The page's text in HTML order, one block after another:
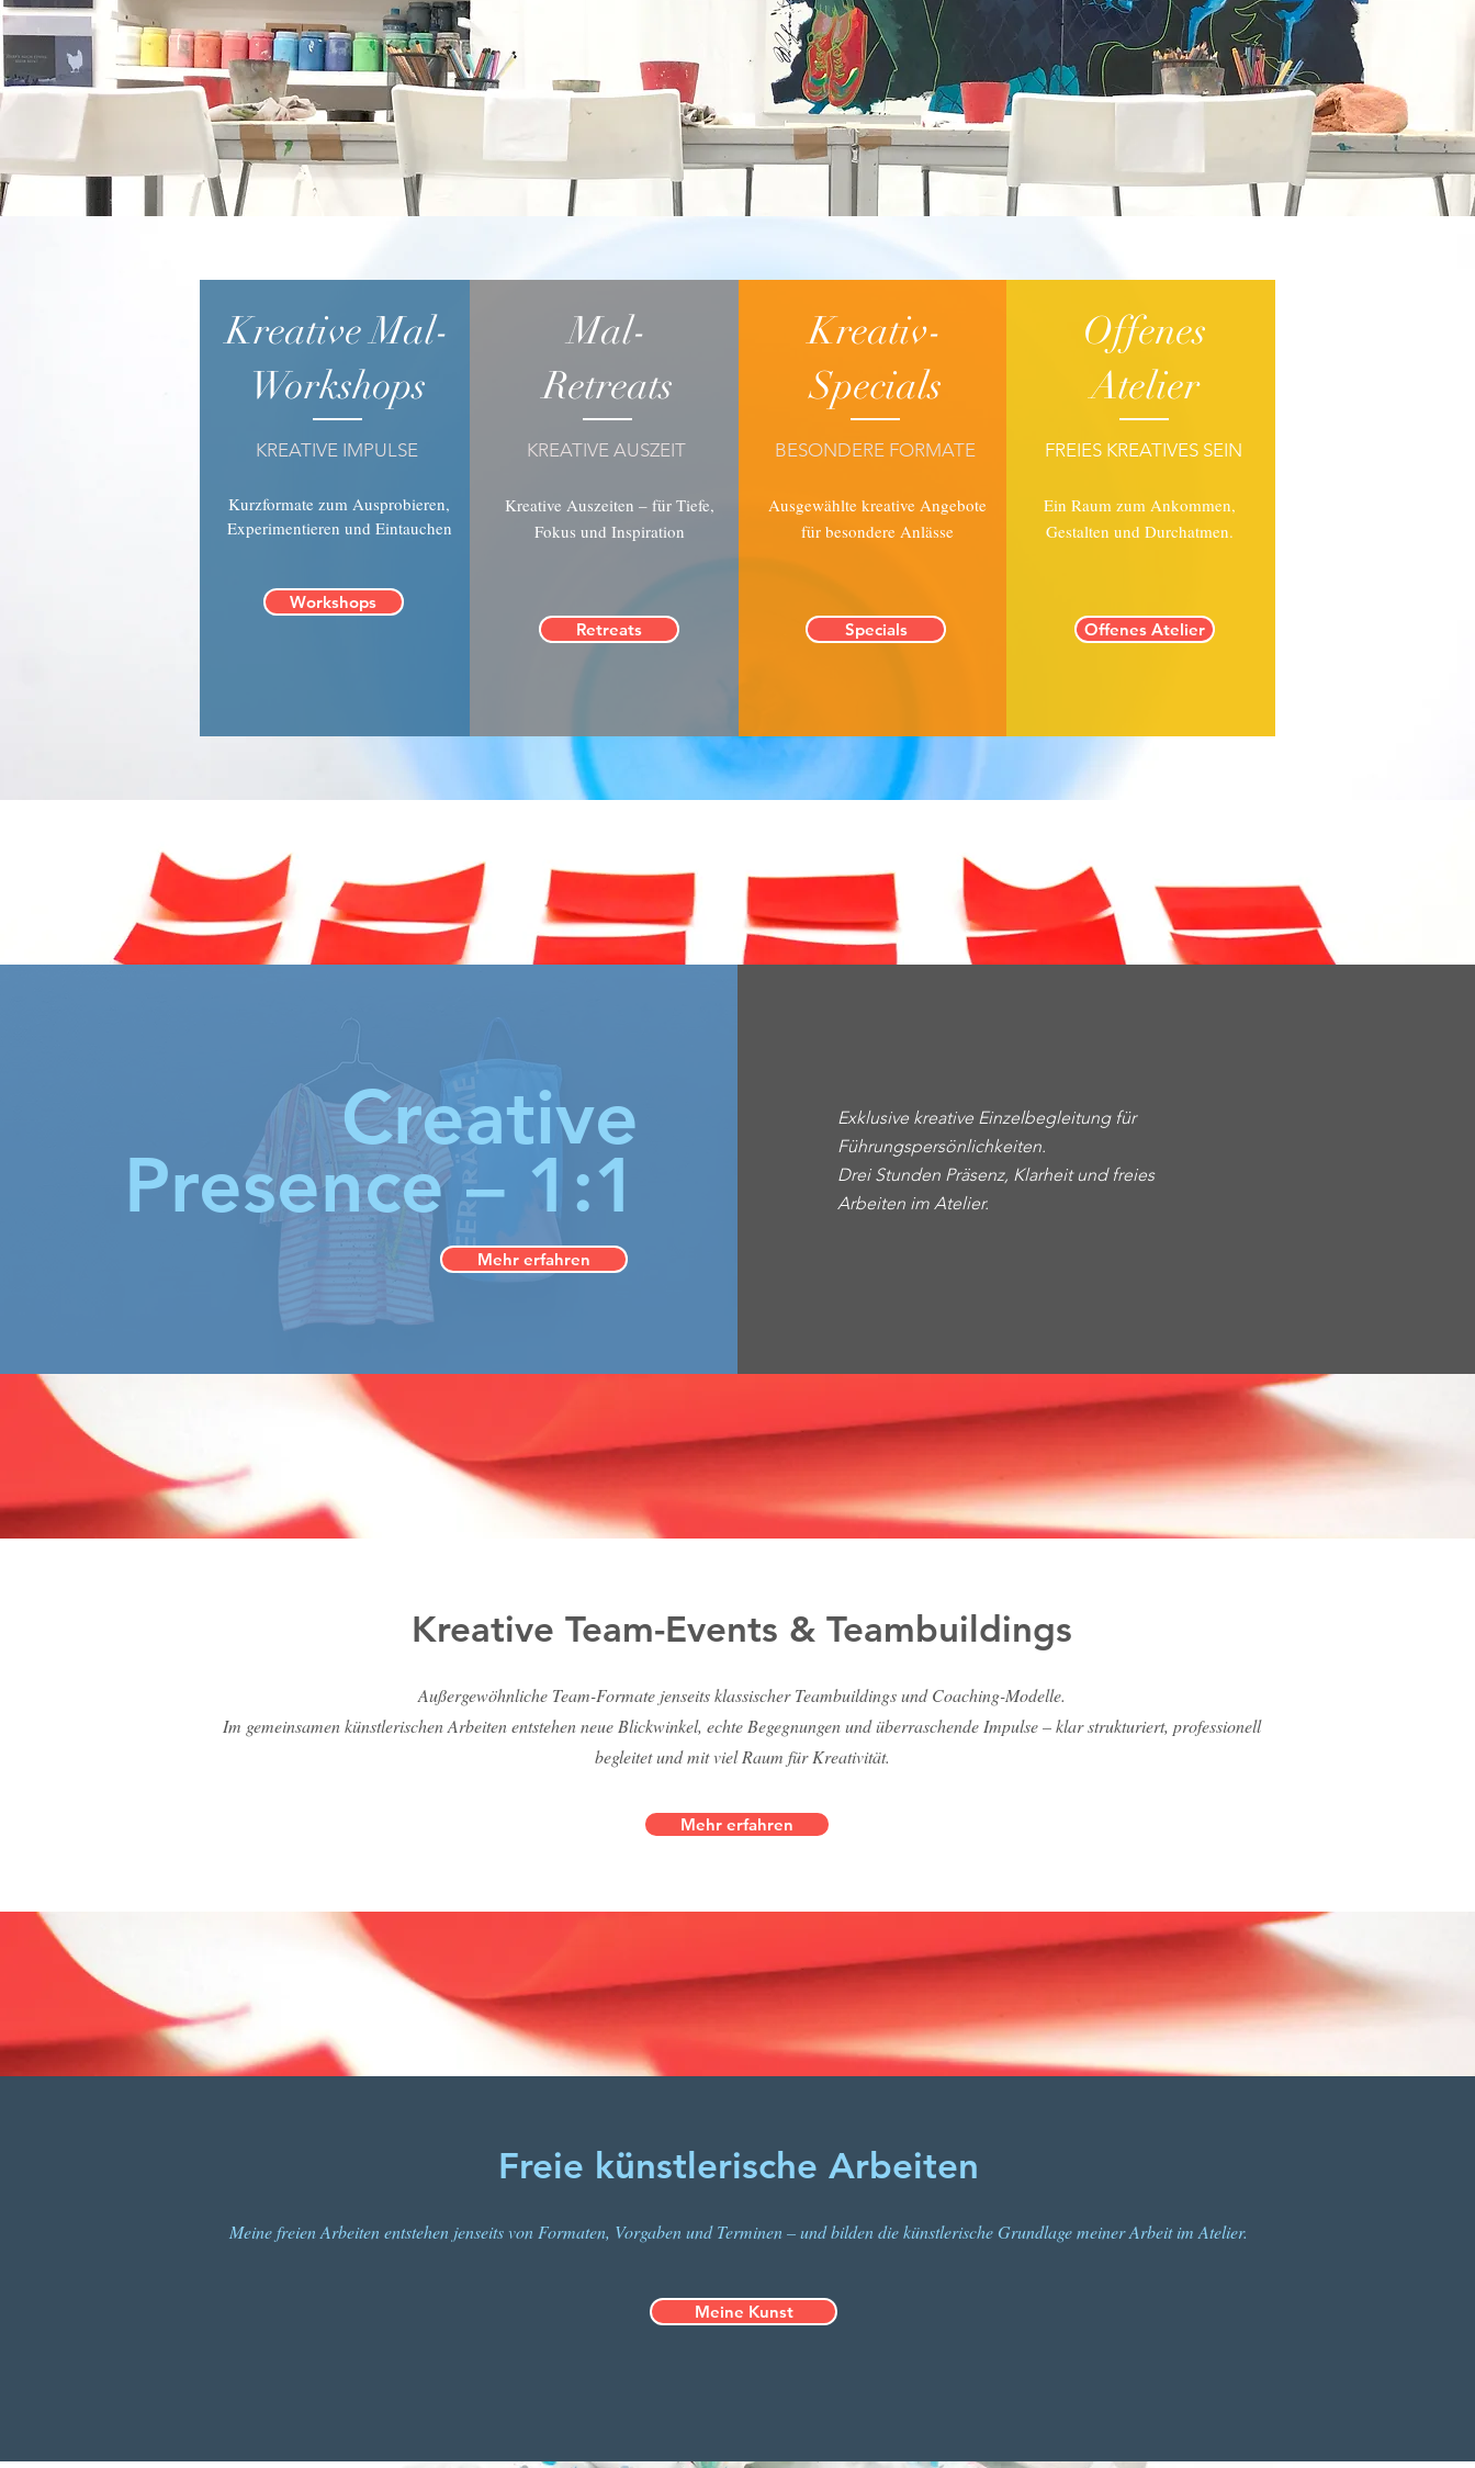
Kreative Mal-
Workshops
KREATIVE IMPULSE
Kurzformate zum Ausprobieren,
Experimentieren und Eintauchen
Workshops
Mal-
Retreats
KREATIVE AUSZEIT
Kreative Auszeiten – für Tiefe,
Fokus und Inspiration
Retreats
Kreativ-
Specials
BESONDERE FORMATE
Ausgewählte kreative Angebote
für besondere Anlässe
Specials
Offenes
Atelier
FREIES KREATIVES SEIN
Ein Raum zum Ankommen,
Gestalten und Durchatmen.
Offenes Atelier
Creative
Presence – 1:1
Mehr erfahren
Exklusive kreative Einzelbegleitung für
Führungspersönlichkeiten.
Drei Stunden Präsenz, Klarheit und freies
Arbeiten im Atelier.
Kreative Team-Events & Teambuildings
Außergewöhnliche Team-Formate jenseits klassischer Teambuildings und Coaching-Modelle.
Im gemeinsamen künstlerischen Arbeiten entstehen neue Blickwinkel, echte Begegnungen und überraschende Impulse – klar strukturiert, professionell
begleitet und mit viel Raum für Kreativität.
Mehr erfahren
Freie künstlerische Arbeiten
Meine freien Arbeiten entstehen jenseits von Formaten, Vorgaben und Terminen – und bilden die künstlerische Grundlage meiner Arbeit im Atelier.
Meine Kunst